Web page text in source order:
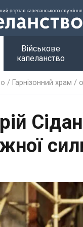
Військове
капеланство
/ Гарнізонний храм /